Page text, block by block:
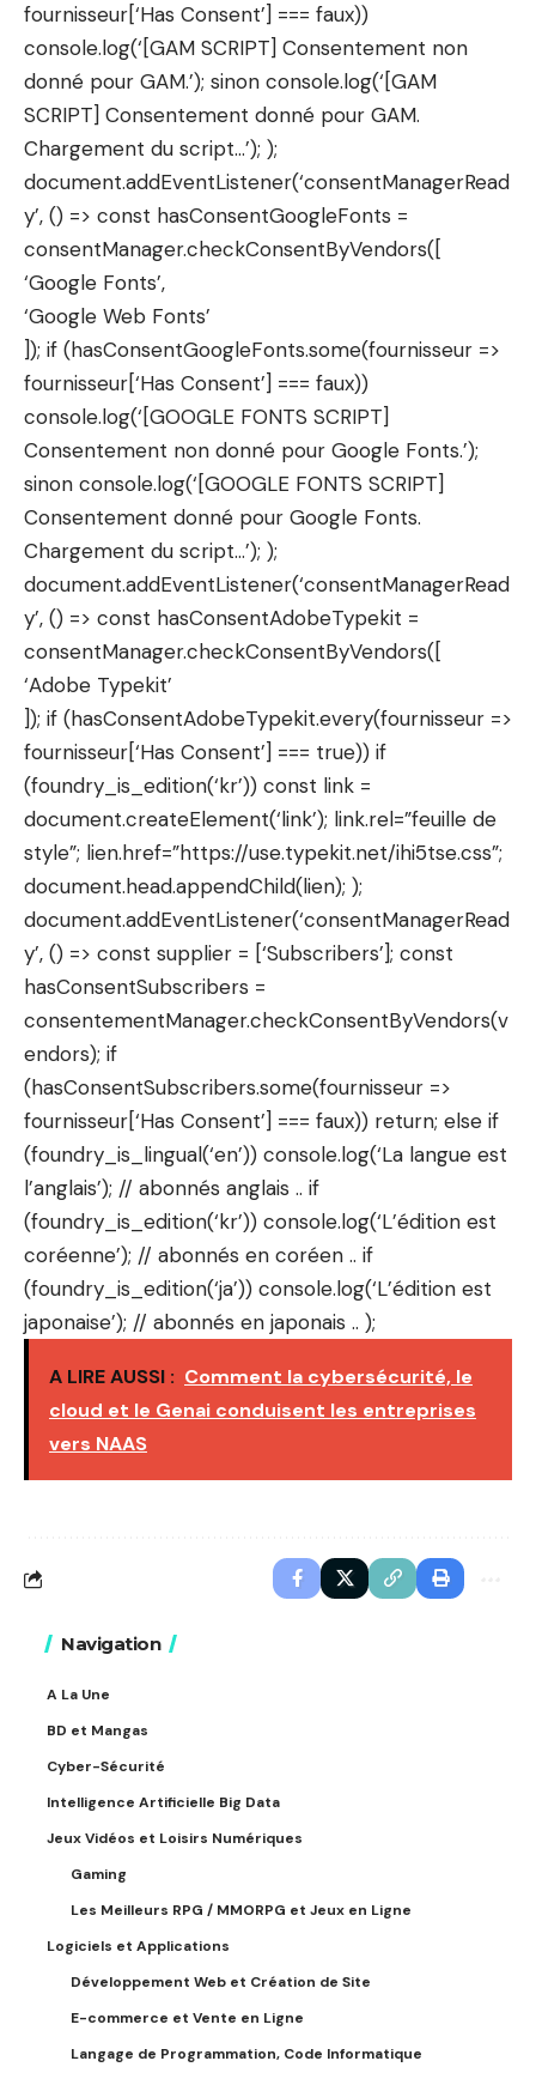
fournisseur[‘Has Consent’] === faux))
console.log(‘[GAM SCRIPT] Consentement non
donné pour GAM.’); sinon console.log(‘[GAM
SCRIPT] Consentement donné pour GAM.
Chargement du script…’); );
document.addEventListener(‘consentManagerRead
y’, () => const hasConsentGoogleFonts =
consentManager.checkConsentByVendors([
‘Google Fonts’,
‘Google Web Fonts’
]); if (hasConsentGoogleFonts.some(fournisseur =>
fournisseur[‘Has Consent’] === faux))
console.log(‘[GOOGLE FONTS SCRIPT]
Consentement non donné pour Google Fonts.’);
sinon console.log(‘[GOOGLE FONTS SCRIPT]
Consentement donné pour Google Fonts.
Chargement du script…’); );
document.addEventListener(‘consentManagerRead
y’, () => const hasConsentAdobeTypekit =
consentManager.checkConsentByVendors([
‘Adobe Typekit’
]); if (hasConsentAdobeTypekit.every(fournisseur =>
fournisseur[‘Has Consent’] === true)) if
(foundry_is_edition(‘kr’)) const link =
document.createElement(‘link’); link.rel=”feuille de
style”; lien.href=”https://use.typekit.net/ihi5tse.css”;
document.head.appendChild(lien); );
document.addEventListener(‘consentManagerRead
y’, () => const supplier = [‘Subscribers’]; const
hasConsentSubscribers =
consentementManager.checkConsentByVendors(v
endors); if
(hasConsentSubscribers.some(fournisseur =>
fournisseur[‘Has Consent’] === faux)) return; else if
(foundry_is_lingual(‘en’)) console.log(‘La langue est
l’anglais’); // abonnés anglais .. if
(foundry_is_edition(‘kr’)) console.log(‘L’édition est
coréenne’); // abonnés en coréen .. if
(foundry_is_edition(‘ja’)) console.log(‘L’édition est
japonaise’); // abonnés en japonais .. );
A LIRE AUSSI : Comment la cybersécurité, le
cloud et le Genai conduisent les entreprises
vers NAAS
Navigation
A La Une
BD et Mangas
Cyber-Sécurité
Intelligence Artificielle Big Data
Jeux Vidéos et Loisirs Numériques
Gaming
Les Meilleurs RPG / MMORPG et Jeux en Ligne
Logiciels et Applications
Développement Web et Création de Site
E-commerce et Vente en Ligne
Langage de Programmation, Code Informatique